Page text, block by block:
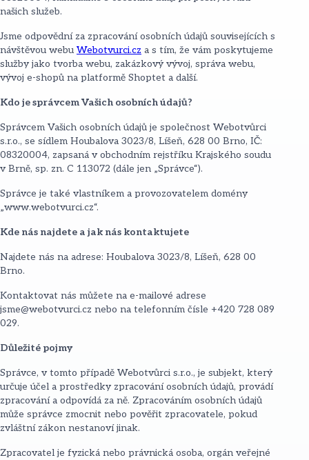
našich služeb.
Jsme odpovědní za zpracování osobních údajů souvisejících s
návštěvou webu Webotvurci.cz a s tím, že vám poskytujeme
služby jako tvorba webu, zakázkový vývoj, správa webu,
vývoj e-shopů na platformě Shoptet a další.
Kdo je správcem Vašich osobních údajů?
Správcem Vašich osobních údajů je společnost Webotvůrci
s.r.o., se sídlem Houbalova 3023/8, Líšeň, 628 00 Brno, IČ:
08320004, zapsaná v obchodním rejstříku Krajského soudu
v Brně, sp. zn. C 113072 (dále jen „Správce“).
Správce je také vlastníkem a provozovatelem domény
„www.webotvurci.cz“.
Kde nás najdete a jak nás kontaktujete
Najdete nás na adrese: Houbalova 3023/8, Líšeň, 628 00
Brno.
Kontaktovat nás můžete na e-mailové adrese
jsme@webotvurci.cz nebo na telefonním čísle +420 728 089
029.
Důležité pojmy
Správce, v tomto případě Webotvůrci s.r.o., je subjekt, který
určuje účel a prostředky zpracování osobních údajů, provádí
zpracování a odpovídá za ně. Zpracováním osobních údajů
může správce zmocnit nebo pověřit zpracovatele, pokud
zvláštní zákon nestanoví jinak.
Zpracovatel je fyzická nebo právnická osoba, orgán veřejné